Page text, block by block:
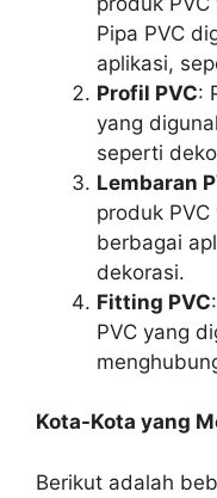
Pipa PVC
aplikasi,
Profil PVC:
yang
seperti
Lembaran
produk
berbagai
dekorasi.
Fitting PVC
PVC yang
Kota-Kota yang
Berikut adalah